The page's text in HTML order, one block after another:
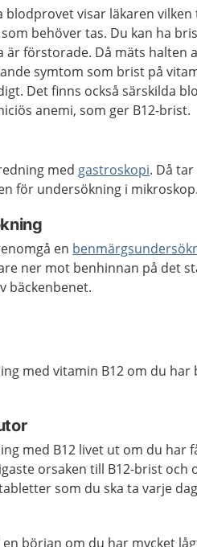
blodprovet visar läkaren
behöver tas. Du kan ha
förstorade. Då mäts halten
symtom som brist på
Det finns också särskilda
anemi, som ger B12-brist.
med gastroskopi. Då
för undersökning i
en
ner mot benhinnan på det
bäckenbenet.
med vitamin B12 om du
med B12 livet ut om du har
orsaken till B12-brist och
som du ska ta varje
början om du har mycket